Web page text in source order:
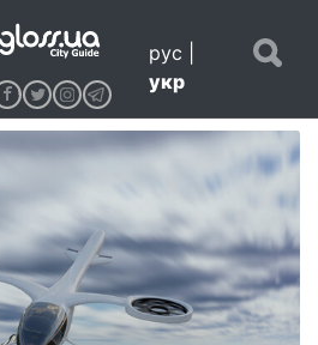
рус
укр